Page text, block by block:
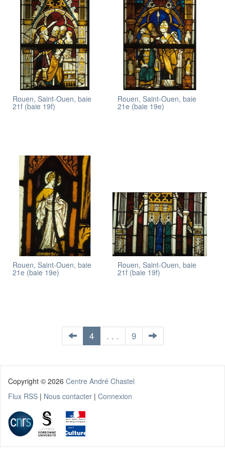
Rouen, Saint-Ouen, baie
21f (baie 19f)
Rouen, Saint-Ouen, baie
21e (baie 19e)
Rouen, Saint-Ouen, baie
21e (baie 19e)
Rouen, Saint-Ouen, baie
21f (baie 19f)
4 . . . 9
Copyright © 2026 Centre André Chastel
Flux RSS | Nous contacter | Connexion